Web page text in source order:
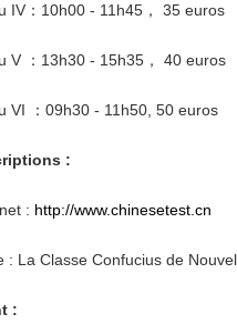
IV：10h00 - 11h45， 35 euros
V ：13h30 - 15h35， 40 euros
VI ：09h30 - 11h50, 50 euros
:
: http://www.chinesetest.cn
: La Classe Confucius de
: